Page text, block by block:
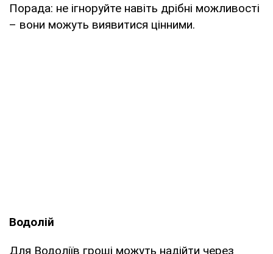
Порада: не ігноруйте навіть дрібні можливості
– вони можуть виявитися цінними.
Водолій
Для Водоліїв гроші можуть надійти через